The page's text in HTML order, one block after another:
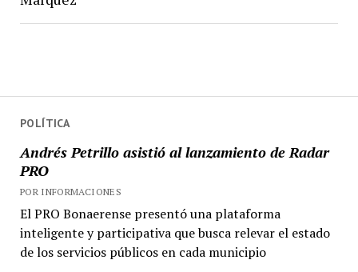
POLÍTICA
Andrés Petrillo asistió al lanzamiento de Radar
PRO
POR INFORMACIONES
El PRO Bonaerense presentó una plataforma
inteligente y participativa que busca relevar el estado
de los servicios públicos en cada municipio